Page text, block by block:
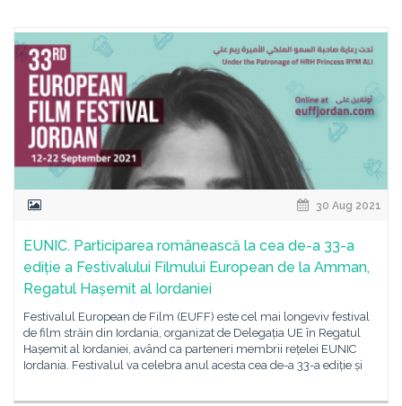
30 Aug 2021
EUNIC. Participarea românească la cea de-a 33-a
ediție a Festivalului Filmului European de la Amman,
Regatul Hașemit al Iordaniei
Festivalul European de Film (EUFF) este cel mai longeviv festival
de film străin din Iordania, organizat de Delegația UE în Regatul
Hașemit al Iordaniei, având ca parteneri membrii rețelei EUNIC
Iordania. Festivalul va celebra anul acesta cea de-a 33-a ediție și